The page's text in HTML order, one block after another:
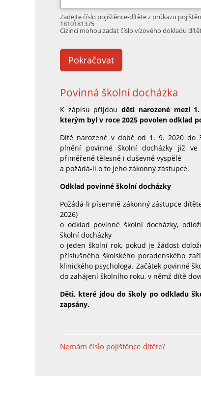
Zadejte číslo pojištěnce-dítěte z průkazu
1810181375
Cizinci mohou zadat číslo vízového dokladu
Nemám číslo pojištěnce-dítěte?
Povinná školní docházka
K zápisu přijdouděti narozené mezi
kterým byl v roce 2025 povolen odklad
Dítě narozené v době od 1. 9. 2020 do
plnění povinné školní docházky již ve
přiměřeně tělesně i duševně vyspělé
a požádá-li o to jeho zákonný zástupce.
Odklad povinné školní docházky
Požádá-li písemně zákonný zástupce
2026)
o odklad povinné školní docházky,
školní docházky
o jeden školní rok, pokud je žádost
příslušného školského poradenského
klinického psychologa. Začátek povinné
do zahájení školního roku, v němž dítě
Děti, které jdou do školy po odkladu
zapsány.